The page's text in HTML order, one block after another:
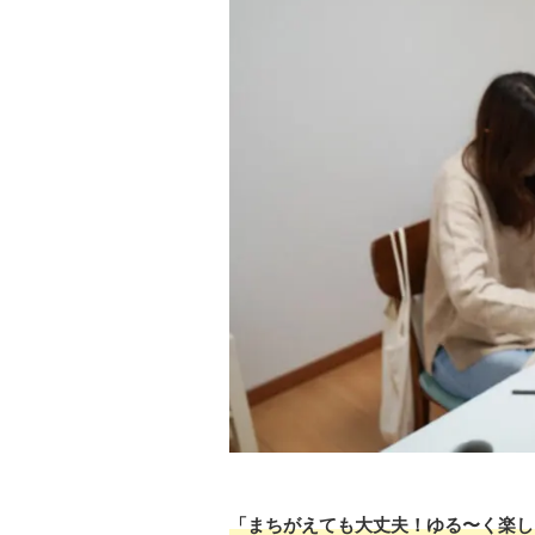
「まちがえても大丈夫！ゆる〜く楽